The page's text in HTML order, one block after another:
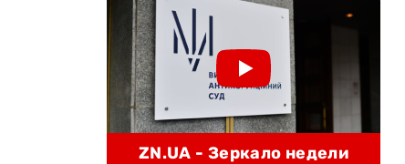
ZN.UA - Зеркало недели